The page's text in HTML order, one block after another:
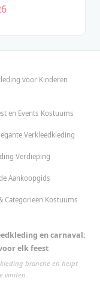
voor Kinderen
en Events Kostuums
Verkleedkleding
Verdieping
Aankoopgids
Categorieën Kostuums
en carnaval:
elk feest
branche en helpt
vinden.